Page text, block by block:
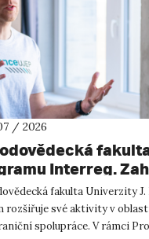
/ 2026
Interreg.
projekty
fakulta Univerzity J.
rozšiřuje své aktivity v
spolupráce. V rámci